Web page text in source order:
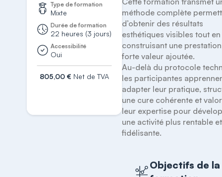
Type de formation
Mixte
Durée de formation
22 heures (3 jours)
Accessibilité
Oui
805,00 € Net de TVA
méthode complète
d’obtenir des résultats
esthétiques visibles tout en
construisant une
forte valeur ajoutée.
Au-delà du protocole
les participantes
adapter leur pratique,
une cure cohérente et
leur expertise pour
une activité plus rentable et
fidélisante.
Objectifs de la